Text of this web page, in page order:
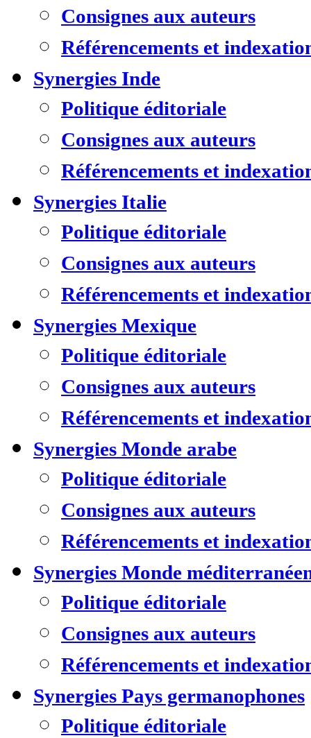
Consignes aux auteurs
Référencements et
Synergies Inde
Politique éditoriale
Consignes aux auteurs
Référencements et
Synergies Italie
Politique éditoriale
Consignes aux auteurs
Référencements et
Synergies Mexique
Politique éditoriale
Consignes aux auteurs
Référencements et
Synergies Monde arabe
Politique éditoriale
Consignes aux auteurs
Référencements et
Synergies Monde
Politique éditoriale
Consignes aux auteurs
Référencements et
Synergies Pays germanophones
Politique éditoriale